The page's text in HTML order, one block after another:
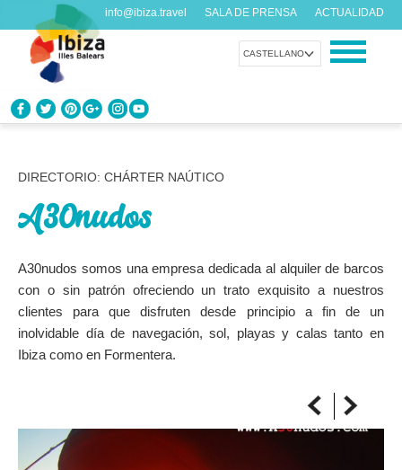
CASTELLANO
info@ibiza.travel SALA DE PRENSA ACTUALIDAD
¿Qué sabes de la isla?
DISFRUTA IBIZA
Propuestas para todos los gustos
AGENDA
Cada día algo nuevo
ORGANIZA TU VIAJE
Llega siempre a tu destino
DIRECTORIO: CHÁRTER NAÚTICO
A30nudos
A30nudos somos una empresa dedicada al alquiler de barcos
con o sin patrón ofreciendo un trato exquisito a nuestros
clientes para que disfruten desde principio a fin de un
inolvidable día de navegación, sol, playas y calas tanto en
Ibiza como en Formentera.